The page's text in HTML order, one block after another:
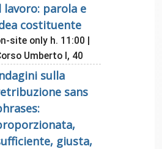
lavoro: parola e
costituente
site only h. 11:00 |
Umberto I, 40
sulla
sans
giusta,